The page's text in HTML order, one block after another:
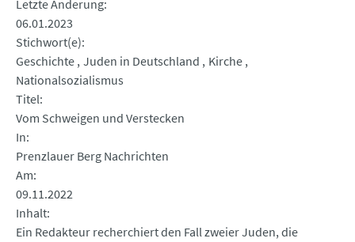
Letzte Änderung
06.01.2023
Stichwort(e)
Geschichte Juden in Deutschland
Kirche
Nationalsozialismus
Titel
Vom Schweigen und Verstecken
In
Prenzlauer Berg Nachrichten
Am
09.11.2022
Inhalt
Ein Redakteur recherchiert den Fall zweier Juden, die